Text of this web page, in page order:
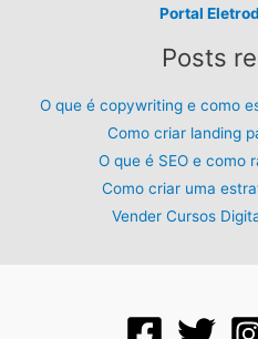
Portal
Posts
O que é copywriting e como
Como criar landing
O que é SEO e como
Como criar uma
Vender Cursos